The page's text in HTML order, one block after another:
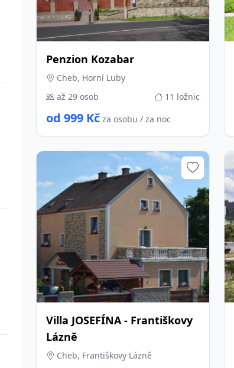
Penzion Kozabar
Cheb, Horní Luby
až 29 osob
11 ložnic
od 999 Kč za osobu / za noc
Villa JOSEFÍNA - Františkovy
Lázně
Cheb, Františkovy Lázně